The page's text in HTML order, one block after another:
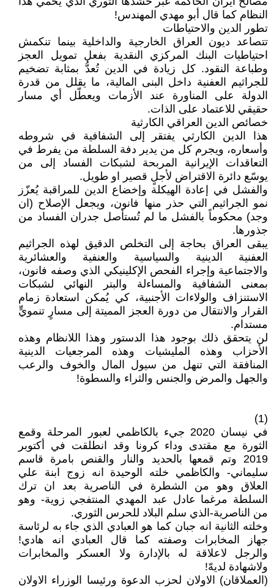
النظام كما قال أبو مهدي المهندس!
تطور الدين والاحتياطات
تتصاعد ديون العراق الخارجية والداخلية بينما تنكمش
احتياطيات البنك المركزي النقدية بفعل تمويل العجز
وطباعة النقود. كل زيادة في الدين تُعدُّ بمثابة تضخيم
للجراثيم العفنية داخل البنى المالية، ما يقلل من قدرة
الدولة على المناورة عند الأزمات ويعطّل أي مسار
حقيقي للاعتماد على الذات.
خصائص الدين العراقي الكارثية
هذا الدين الكارثي يفتقر إلى الشفافية في شروطه
وأسعاره، ويجرم كل من يدير دفة السلطة من يفرط في
التعاقدات الإيرانية المربحة لشبكات الفساد إلى من
يوسّع دائرة الاقتراض لأجلٍ قصير او طويل.
والفشل في إعادة الهيكلة وإخضاع الدين للمراقبة يُعزّز
نمو الجراثيم التي حذر منها فانون، ويجعل الإصلاح (ان
وجد) محكوماً بالفشل ما لم تُستأصل جدران الفساد من
جذورها.
يبقى العراق بحاجة إلى التخلص الدقيق لهذه الجراثيم
العفنية الدينية والسياسية والعنفية والعشائرية
والاجتماعية وإجراء الفحص الإكلينيكي الذي وصفه فانون،
بمعنى الشفافية والمساءلة والبتر النهائي لشبكات
الاستنزاف والولاءات الأجنبية، كي يُمكن استعادة زمام
القرار والانتقال من دورة العجز المميتة إلى مسارٍ تنمويٍّ
مستدام.
لن يتحقق ذلك بوجود هذا الدستور وهذا اللانظام وهذه
الأحزاب وهذه المليشيات وهذه المرجعيات الدينية
المنافقة التي تنهل من سيول المال والخوف والرعب
والجهل والمرض والجنس والثراء والسطوة!
(1)
في نيسان 2020 جيء بالكاظمي لعبور المرحلة وقمع
الثورة مع مقتدى وداء كرونا وقد انطلقت في أكتوبر
2019 وتم قمعها بالحديد والنار والقنص بامرة قاسم
سليماني- والكاظمي خلته الوحيدة انه زوج ابنة علي
العلاق وهو من الشطرة في الناصرية بعد ان ترك
السلطة مرغما عادل عبد المهدي المنتفجي زوية- وهو
من الناصرية-الذي سلم البلاد للحرس الثوري.
وخلته الثانية انه جبان كما هو العبادي الذي جاء به لرئاسة
جهاز المخابرات وصفته كما قال العبادي انه هادي!
والرجل لاعلاقة له بالإدارة ولا العسكر والمخابرات
ولاشهادة لديهّ!
(العملاقان) الاولان لحزب الدعوة ورئيسا الوزراء الاولان